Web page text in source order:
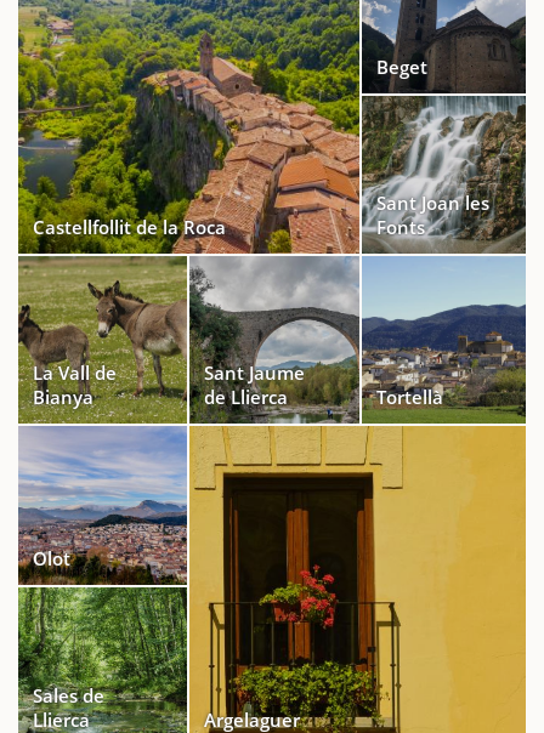
Castellfollit de la Roca
Beget
Sant Joan les
Fonts
La Vall de
Bianya
Sant Jaume
de Llierca
Tortellà
Olot
Sales de
Llierca
Argelaguer